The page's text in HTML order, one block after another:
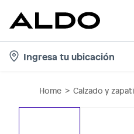
Ingresa tu ubicación
Home Calzado y